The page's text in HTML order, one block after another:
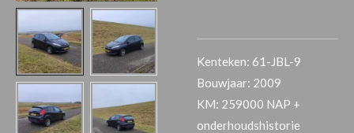
Kenteken: 61-JBL-9
Bouwjaar: 2009
KM: 259000 NAP +
onderhoudshistorie